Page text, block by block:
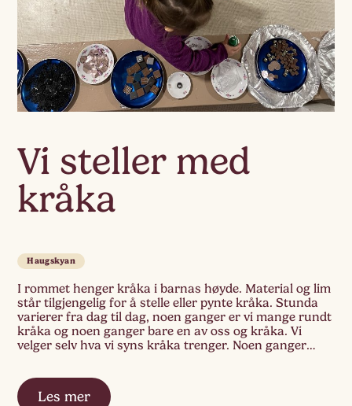
Vi steller med
kråka
Haugskyan
I rommet henger kråka i barnas høyde. Material og lim
står tilgjengelig for å stelle eller pynte kråka. Stunda
varierer fra dag til dag, noen ganger er vi mange rundt
kråka og noen ganger bare en av oss og kråka. Vi
velger selv hva vi syns kråka trenger. Noen ganger
Les mer